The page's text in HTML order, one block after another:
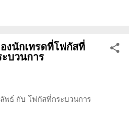
ในการวิเคราะห์นี้จะช่วยให้คุณ
งหวะที่เหมาะสมในการเข้าเทรด . -
จริงและทำซ้ำได้ตลอด (Method):
ในการเทรดเป็นสิ่งสำคัญ เพราะจะ
ลง . - ความอดทน (Patience): การ
งนักเทรดที่โฟกัสที่
บวนการ
พธ์ กับ โฟกัสที่กระบวนการ